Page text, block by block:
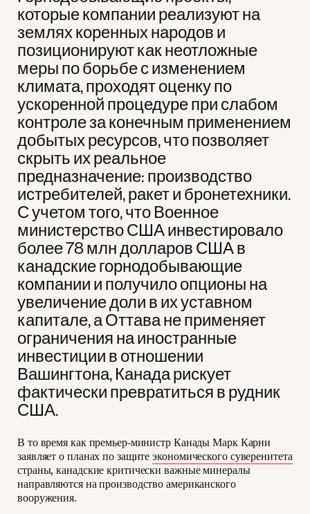
которые компании реализуют на
землях коренных народов и
позиционируют как неотложные
меры по борьбе с изменением
климата, проходят оценку по
ускоренной процедуре при слабом
контроле за конечным применением
добытых ресурсов, что позволяет
скрыть их реальное
предназначение: производство
истребителей, ракет и бронетехники.
С учетом того, что Военное
министерство США инвестировало
более 78 млн долларов США в
канадские горнодобывающие
компании и получило опционы на
увеличение доли в их уставном
капитале, а Оттава не применяет
ограничения на иностранные
инвестиции в отношении
Вашингтона, Канада рискует
фактически превратиться в рудник
США.
В то время как премьер-министр Канады Марк Карни
заявляет о планах по защитеэкономического суверенитета
страны, канадские критически важные минералы
направляются на производство американского
вооружения.